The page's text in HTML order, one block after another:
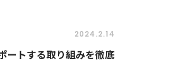
2024.2.14
ートする取り組みを徹底